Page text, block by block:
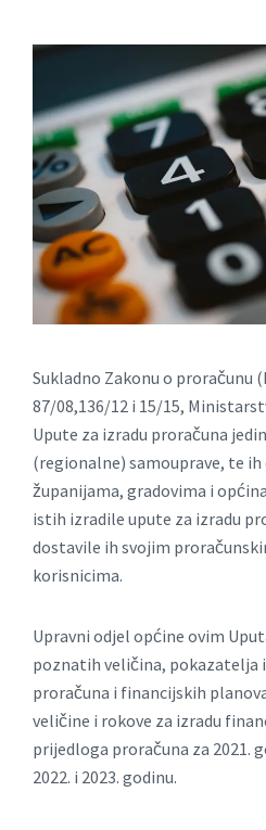
Sukladno Zakonu o proračunu
87/08,136/12 i 15/15,
Upute za izradu proračuna
(regionalne) samouprave, te
županijama, gradovima i
istih izradile upute za izradu
dostavile ih svojim
korisnicima.
Upravni odjel općine ovim
poznatih veličina, pokazatelja
proračuna i financijskih
veličine i rokove za izradu
prijedloga proračuna za 2021.
2022. i 2023. godinu.